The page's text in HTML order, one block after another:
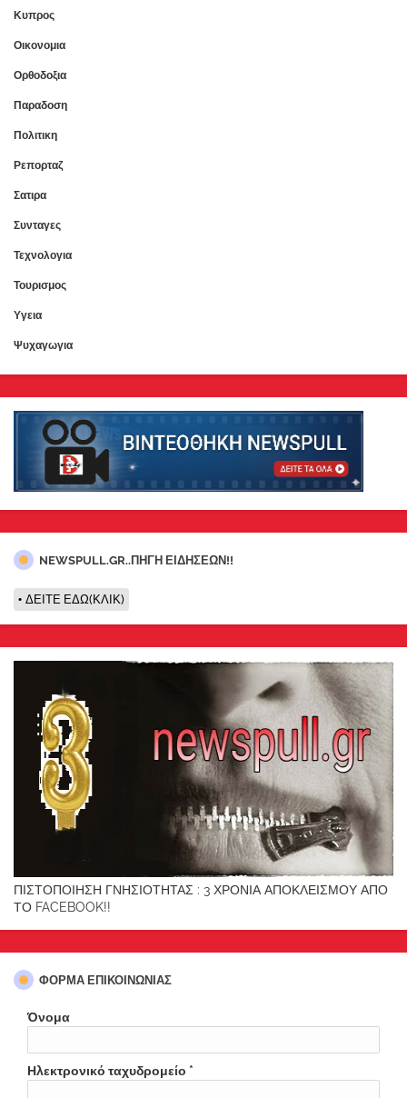
Κυπρος
Οικονομια
Ορθοδοξια
Παραδοση
Πολιτικη
Ρεπορταζ
Σατιρα
Συνταγες
Τεχνολογια
Τουρισμος
Υγεια
Ψυχαγωγια
NEWSPULL.GR..ΠΗΓΗ ΕΙΔΗΣΕΩΝ!!
ΔΕΙΤΕ ΕΔΩ(ΚΛΙΚ)
ΠΙΣΤΟΠΟΙΗΣΗ ΓΝΗΣΙΟΤΗΤΑΣ : 3 ΧΡΟΝΙΑ ΑΠΟΚΛΕΙΣΜΟΥ ΑΠΟ
ΤΟ FACEBOOK!!
ΦΌΡΜΑ ΕΠΙΚΟΙΝΩΝΊΑΣ
Όνομα
Ηλεκτρονικό ταχυδρομείο *